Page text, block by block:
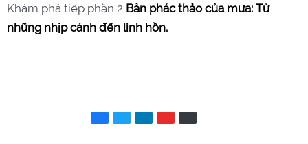
Khám phá tiếp phần 2 Bản phác thảo của mưa: Từ
những nhịp cánh đến linh hồn.